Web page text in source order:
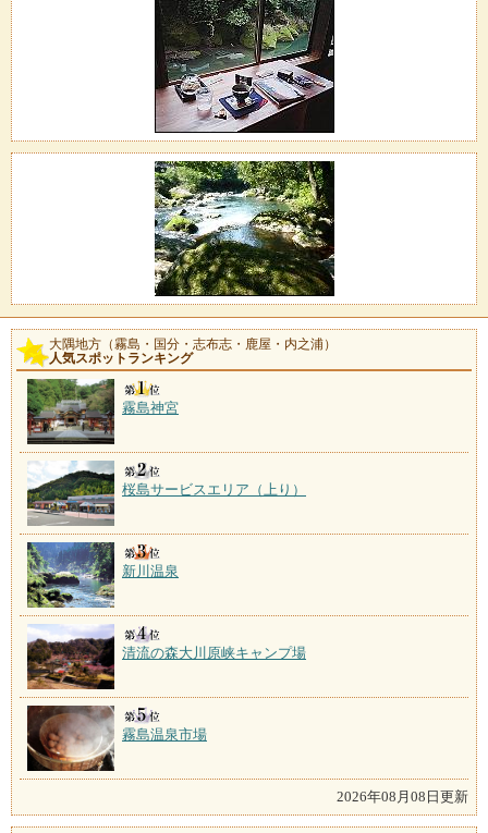
大隅地方（霧島・国分・志布志・鹿屋・内之浦）
人気スポットランキング
霧島神宮
桜島サービスエリア（上り）
新川温泉
清流の森大川原峡キャンプ場
霧島温泉市場
2026年08月08日更新